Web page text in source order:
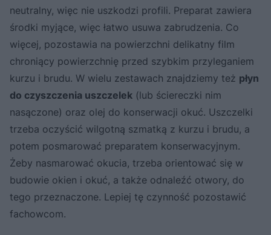
neutralny, więc nie uszkodzi profili. Preparat zawiera
środki myjące, więc łatwo usuwa zabrudzenia. Co
więcej, pozostawia na powierzchni delikatny film
chroniący powierzchnię przed szybkim przyleganiem
kurzu i brudu. W wielu zestawach znajdziemy też płyn
do czyszczenia uszczelek (lub ściereczki nim
nasączone) oraz olej do konserwacji okuć. Uszczelki
trzeba oczyścić wilgotną szmatką z kurzu i brudu, a
potem posmarować preparatem konserwacyjnym.
Żeby nasmarować okucia, trzeba orientować się w
budowie okien i okuć, a także odnaleźć otwory, do
tego przeznaczone. Lepiej tę czynność pozostawić
fachowcom.